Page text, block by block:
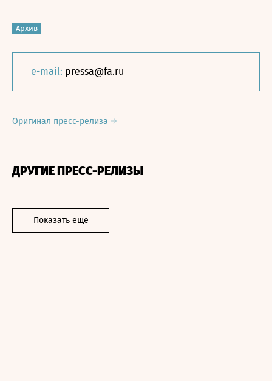
Архив
e-mail: pressa@fa.ru
Оригинал пресс-релиза
ДРУГИЕ ПРЕСС-РЕЛИЗЫ
Показать еще